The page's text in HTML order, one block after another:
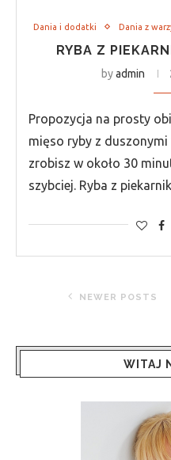
Dania i dodatki Dania z
RYBA Z
byadmin
Propozycja na prosty
mięso ryby z
zrobisz w około 30
szybciej. Ryba z
NEWER POSTS
WITAJ